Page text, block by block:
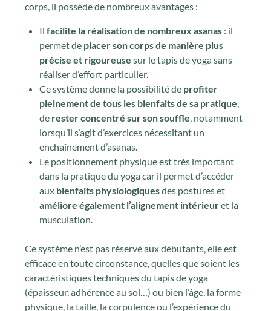
corps, il possède de nombreux avantages :
Il facilite la réalisation de nombreux asanas : il
permet de placer son corps de manière plus
précise et rigoureuse sur le tapis de yoga sans
réaliser d’effort particulier.
Ce système donne la possibilité de profiter
pleinement de tous les bienfaits de sa pratique,
de rester concentré sur son souffle, notamment
lorsqu’il s’agit d’exercices nécessitant un
enchaînement d’asanas.
Le positionnement physique est très important
dans la pratique du yoga car il permet d’accéder
aux bienfaits physiologiquesdes postures et
améliore également l’alignement intérieuret la
musculation.
Ce système n’est pas réservé aux débutants, elle est
efficace en toute circonstance, quelles que soient les
caractéristiques techniques du tapis de yoga
(épaisseur, adhérence au sol…) ou bien l’âge, la forme
physique, la taille, la corpulence ou l’expérience du